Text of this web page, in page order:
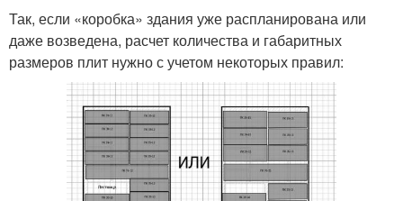
Так, если «коробка» здания уже распланирована или
даже возведена, расчет количества и габаритных
размеров плит нужно с учетом некоторых правил: